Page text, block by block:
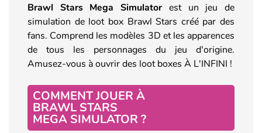
Brawl Stars Mega Simulatorest un jeu de
simulation de loot box Brawl Stars créé par des
fans. Comprend les modèles 3D et les apparences
de tous les personnages du jeu d'origine.
Amusez-vous à ouvrir des loot boxes À L'INFINI !
COMMENT JOUER À
BRAWL STARS
MEGA SIMULATOR ?